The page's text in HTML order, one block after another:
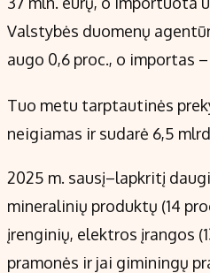
Valstybės duomenų
augo 0,6 proc., o importas
Tuo metu tarptautinės
neigiamas ir sudarė 6,5
2025 m. sausį–lapkritį
mineralinių produktų (14
įrenginių, elektros įrangos
pramonės ir jai giminingų